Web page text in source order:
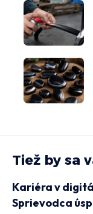
Tiež by sa
Kariéra v
Sprievodca